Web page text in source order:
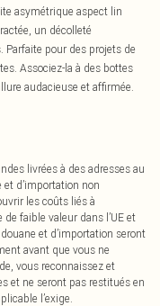
asymétrique aspect lin
un décolleté
pour des projets de
Associez-la à des bottes
audacieuse et affirmée.
livrées à des adresses au
et d’importation non
les coûts liés à
faible valeur dans l’UE et
et d’importation seront
avant que vous ne
vous reconnaissez et
et ne seront pas restitués en
l’exige.